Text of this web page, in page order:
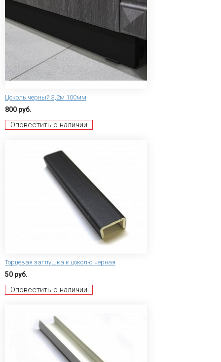
Цоколь черный 3,2м 100мм
800 руб.
Оповестить о наличии
Торцевая заглушка к цоколю черная
50 руб.
Оповестить о наличии